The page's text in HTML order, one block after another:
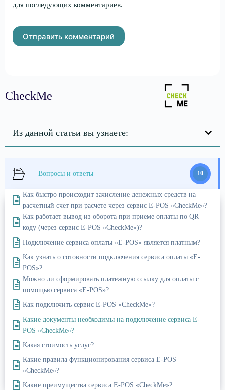
для последующих комментариев.
Отправить комментарий
CheckMe
Из данной статьи вы узнаете:
Вопросы и ответы 10
Как быстро происходит зачисление денежных средств на
расчетный счет при расчете через сервис E-POS «CheckMe»?
Как работает вывод из оборота при приеме оплаты по QR
коду (через сервис E-POS «CheckMe»)?
Подключение сервиса оплаты «E-POS» является платным?
Как узнать о готовности подключения сервиса оплаты «E-
POS»?
Можно ли сформировать платежную ссылку для оплаты с
помощью сервиса «E-POS»?
Как подключить сервис E-POS «CheckMe»?
Какие документы необходимы на подключение сервиса E-
POS «CheckMe»?
Какая стоимость услуг?
Какие правила функционирования сервиса E-POS
«CheckMe»?
Какие преимущества сервиса E-POS «CheckMe»?